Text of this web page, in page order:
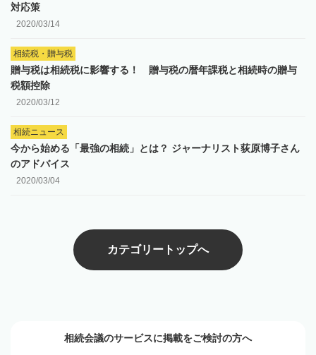
対応策
2020/03/14
相続税・贈与税
贈与税は相続税に影響する！ 贈与税の暦年課税と相続時の贈与
税額控除
2020/03/12
相続ニュース
今から始める「最強の相続」とは？ ジャーナリスト荻原博子さん
のアドバイス
2020/03/04
カテゴリートップへ
相続会議のサービスに掲載をご検討の方へ